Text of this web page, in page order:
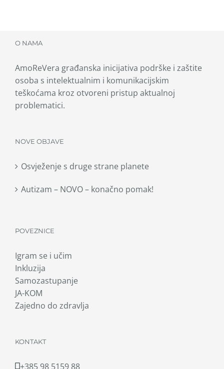
O NAMA
AmoReVera građanska inicijativa podrške i zaštite
osoba s intelektualnim i komunikacijskim
teškoćama kroz otvoreni pristup aktualnoj
problematici.
NOVE OBJAVE
Osvježenje s druge strane planete
Autizam – NOVO – konačno pomak!
POVEZNICE
Igram se i učim
Inkluzija
Samozastupanje
JA-KOM
Zajedno do zdravlja
KONTAKT
+385 98 5159 88